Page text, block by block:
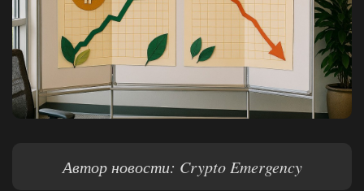
Автор новости: Crypto Emergency